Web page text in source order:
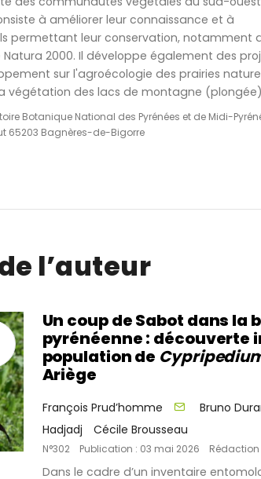
à améliorer leur connaissance et à
permettant leur conservation, notamment
2000. Il développe également des
sur l'agroécologie des prairies
végétation des lacs de montagne
Botanique National des Pyrénées et de Midi-
65203 Bagnères-de-Bigorre
l’auteur
Un coup de Sabot dans la
pyrénéenne : découverte
population de
Ariège
François Prud’homme Bruno
Hadjadj
Cécile Brousseau
N°302 Publication : 03 mai 2026 Rédaction
Dans le cadre d’un inventaire